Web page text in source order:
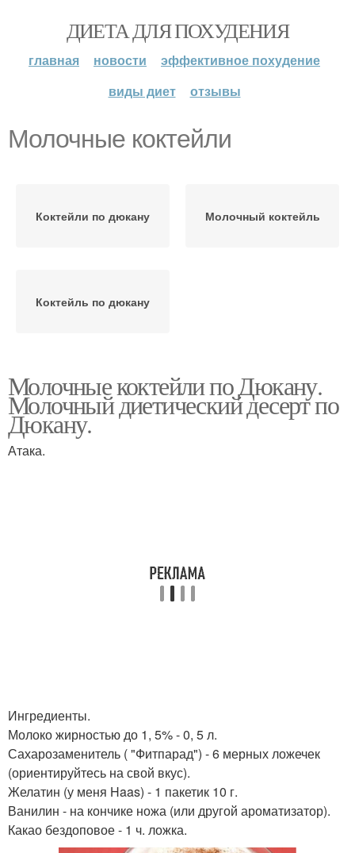
ДИЕТА ДЛЯ ПОХУДЕНИЯ
главная новости
эффективное похудение
виды диет
отзывы
Молочные коктейли
Коктейли по дюкану Молочный коктейль
Коктейль по дюкану
Молочные коктейли по Дюкану.
Молочный диетический десерт по
Дюкану.
Атака.
Ингредиенты.
Молоко жирностью до 1, 5% - 0, 5 л.
Сахарозаменитель ( "Фитпарад") - 6 мерных ложечек
(ориентируйтесь на свой вкус).
Желатин (у меня Haas) - 1 пакетик 10 г.
Ванилин - на кончике ножа (или другой ароматизатор).
Какао бездоповое - 1 ч. ложка.